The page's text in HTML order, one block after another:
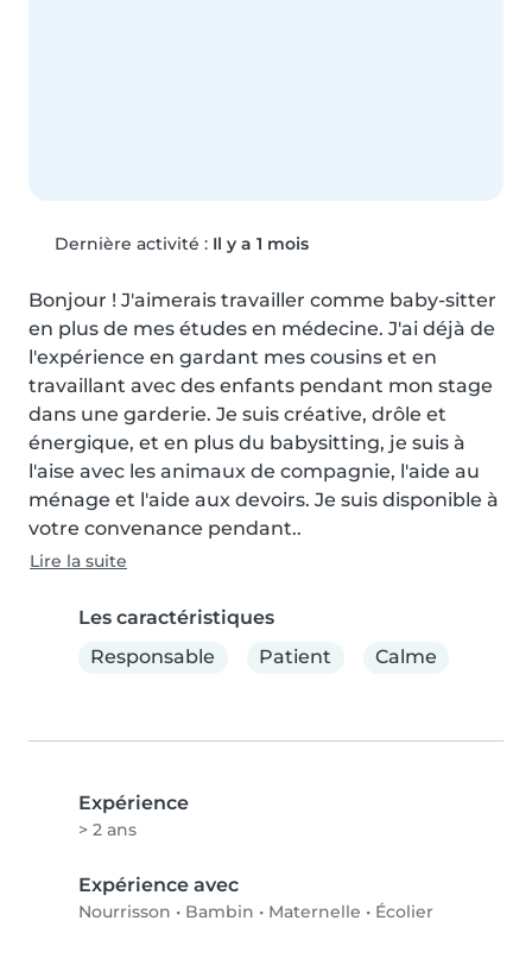
Dernière activité : Il y a 1 mois
Bonjour ! J'aimerais travailler comme baby-sitter
en plus de mes études en médecine. J'ai déjà de
l'expérience en gardant mes cousins et en
travaillant avec des enfants pendant mon stage
dans une garderie. Je suis créative, drôle et
énergique, et en plus du babysitting, je suis à
l'aise avec les animaux de compagnie, l'aide au
ménage et l'aide aux devoirs. Je suis disponible à
votre convenance pendant..
Lire la suite
Les caractéristiques
Responsable
Patient Calme
Expérience
> 2 ans
Expérience avec
Nourrisson • Bambin • Maternelle • Écolier